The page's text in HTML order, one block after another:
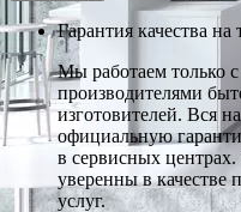
Гарантия качества на
Мы работаем только
производителями
изготовителей. Вся
официальную
в сервисных
уверенны в качестве
услуг.